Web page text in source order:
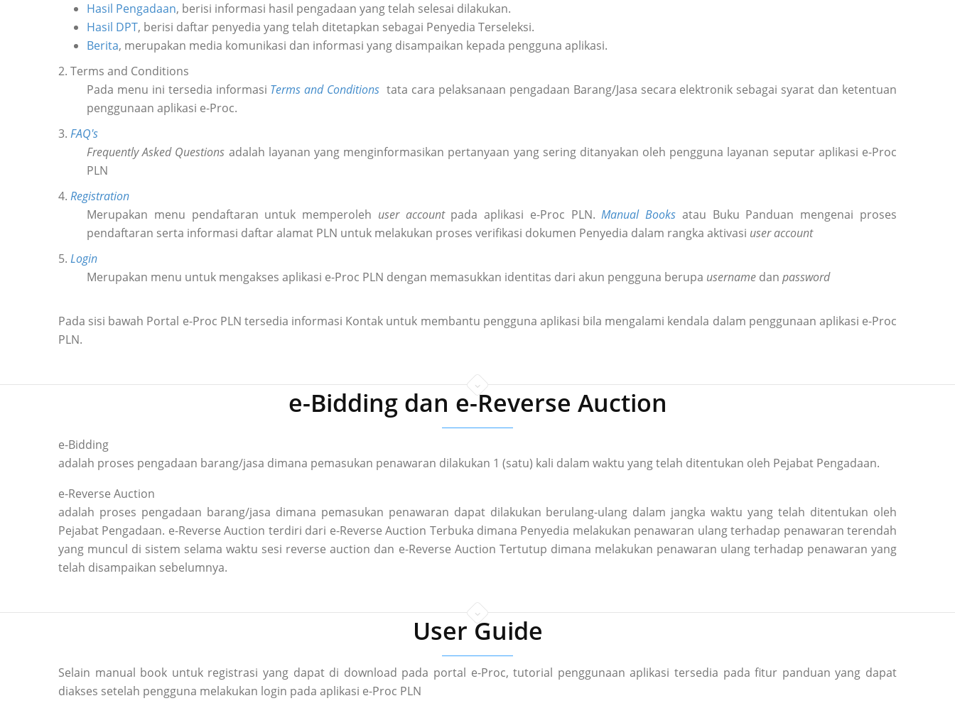
Hasil Pengadaan, berisi informasi hasil pengadaan yang telah selesai dilakukan.
Hasil DPT, berisi daftar penyedia yang telah ditetapkan sebagai Penyedia Terseleksi.
Berita, merupakan media komunikasi dan informasi yang disampaikan kepada pengguna aplikasi.
2. Terms and Conditions
Pada menu ini tersedia informasi Terms and Conditions tata cara pelaksanaan pengadaan Barang/Jasa secara elektronik sebagai syarat dan ketentuan
penggunaan aplikasi e-Proc.
3. FAQ's
Frequently Asked Questions adalah layanan yang menginformasikan pertanyaan yang sering ditanyakan oleh pengguna layanan seputar aplikasi e-Proc
PLN
4. Registration
Merupakan menu pendaftaran untuk memperoleh user accountpada aplikasi e-Proc PLN.Manual Books atau Buku Panduan mengenai proses
pendaftaran serta informasi daftar alamat PLN untuk melakukan proses verifikasi dokumen Penyedia dalam rangka aktivasi user account
5. Login
Merupakan menu untuk mengakses aplikasi e-Proc PLN dengan memasukkan identitas dari akun pengguna berupa username dan password
Pada sisi bawah Portal e-Proc PLN tersedia informasi Kontak untuk membantu pengguna aplikasi bila mengalami kendala dalam penggunaan aplikasi e-Proc
PLN.
e-Bidding dan e-Reverse Auction
e-Bidding
adalah proses pengadaan barang/jasa dimana pemasukan penawaran dilakukan 1 (satu) kali dalam waktu yang telah ditentukan oleh Pejabat Pengadaan.
e-Reverse Auction
adalah proses pengadaan barang/jasa dimana pemasukan penawaran dapat dilakukan berulang-ulang dalam jangka waktu yang telah ditentukan oleh
Pejabat Pengadaan. e-Reverse Auction terdiri dari e-Reverse Auction Terbuka dimana Penyedia melakukan penawaran ulang terhadap penawaran terendah
yang muncul di sistem selama waktu sesi reverse auction dan e-Reverse Auction Tertutup dimana melakukan penawaran ulang terhadap penawaran yang
telah disampaikan sebelumnya.
User Guide
Selain manual book untuk registrasi yang dapat di download pada portal e-Proc, tutorial penggunaan aplikasi tersedia pada fitur panduan yang dapat
diakses setelah pengguna melakukan login pada aplikasi e-Proc PLN